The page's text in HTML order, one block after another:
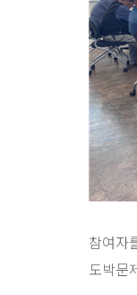
참여자
도박문